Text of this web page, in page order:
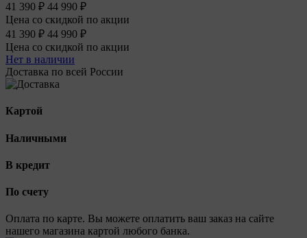
41 390 ₽ 44 990 ₽
Цена со скидкой по акции
41 390 ₽ 44 990 ₽
Цена со скидкой по акции
Нет в наличии
Доставка по всей России
Картой
Наличными
В кредит
По счету
Оплата по карте. Вы можете оплатить ваш заказ на сайте
нашего магазина картой любого банка.